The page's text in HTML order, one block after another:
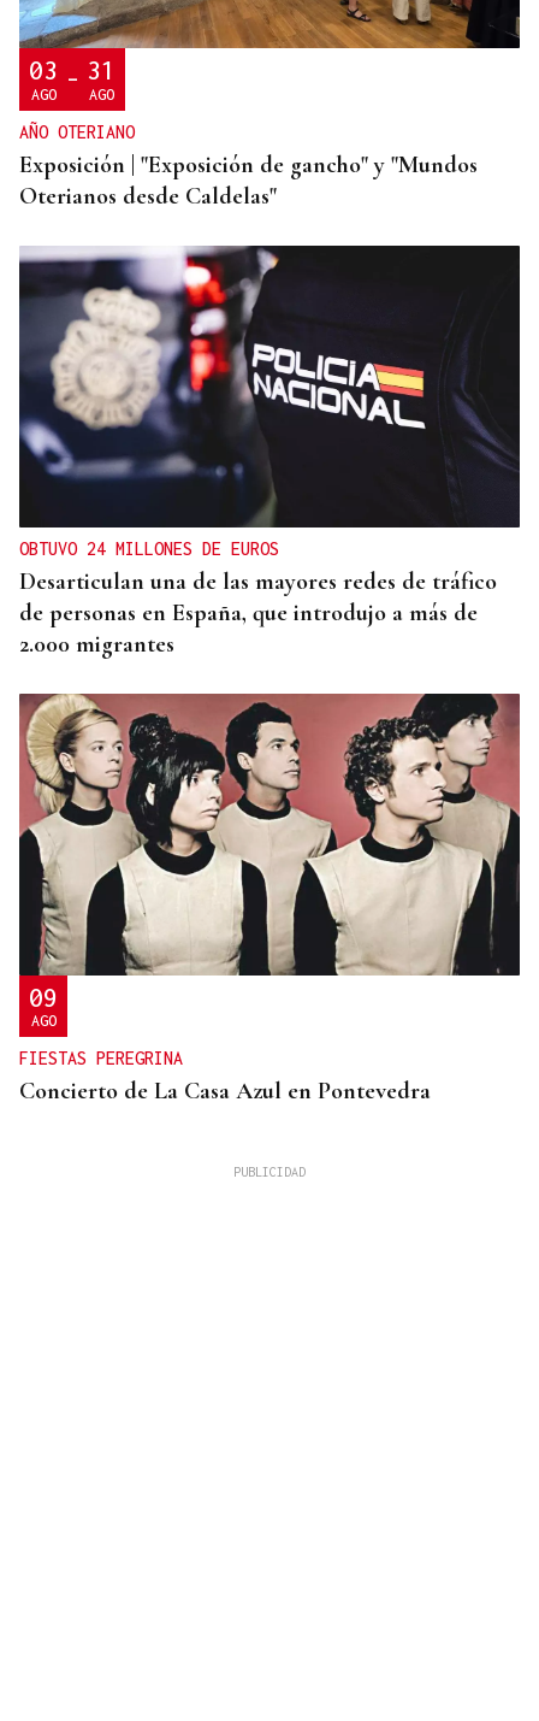
03
AGO - 31
AGO
AÑO OTERIANO
Exposición | "Exposición de gancho" y "Mundos
Oterianos desde Caldelas"
OBTUVO 24 MILLONES DE EUROS
Desarticulan una de las mayores redes de tráfico
de personas en España, que introdujo a más de
2.000 migrantes
09
AGO
FIESTAS PEREGRINA
Concierto de La Casa Azul en Pontevedra